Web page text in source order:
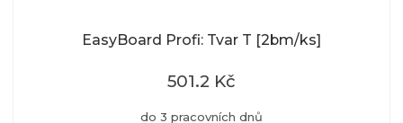
EasyBoard Profi: Tvar T [2bm/ks]
do 3 pracovních dnů
501.2 Kč